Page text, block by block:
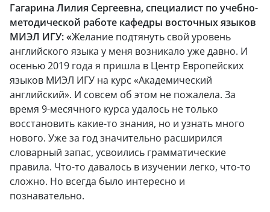
Гагарина Лилия Сергеевна, специалист по учебно-
методической работе кафедры восточных языков
МИЭЛ ИГУ: «Желание подтянуть свой уровень
английского языка у меня возникало уже давно. И
осенью 2019 года я пришла в Центр Европейских
языков МИЭЛ ИГУ на курс «Академический
английский». И совсем об этом не пожалела. За
время 9-месячного курса удалось не только
восстановить какие-то знания, но и узнать много
нового. Уже за год значительно расширился
словарный запас, усвоились грамматические
правила. Что-то давалось в изучении легко, что-то
сложно. Но всегда было интересно и
познавательно.